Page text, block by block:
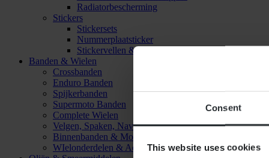
Consent
This website uses cookies
Radiatorbescherming
Stickers
Stickersets
Nummerplaatsticker
Stickervellen & Stickers
Banden & Wielen
Crossbanden
Enduro Banden
Spijkerbanden
Supermoto Banden
Complete Wielen
Velgen, Spaken, Naven & Lagers
Binnenbanden & Mousses
WIelonderdelen & Accessoires